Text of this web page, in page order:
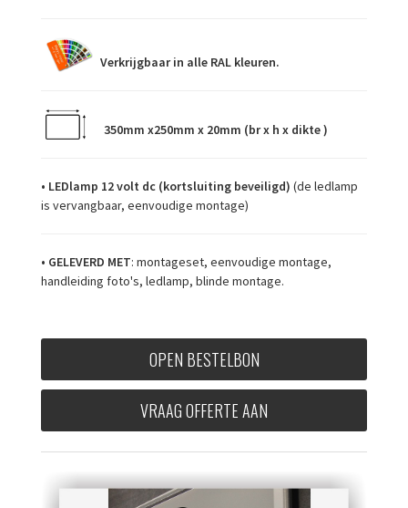
Verkrijgbaar in alle RAL kleuren.
350mm x250mm x 20mm (br x h x dikte )
• LEDlamp 12 volt dc (kortsluiting beveiligd) (de ledlamp
is vervangbaar, eenvoudige montage)
• GELEVERD MET: montageset, eenvoudige montage,
handleiding foto's, ledlamp, blinde montage.
OPEN BESTELBON
VRAAG OFFERTE AAN